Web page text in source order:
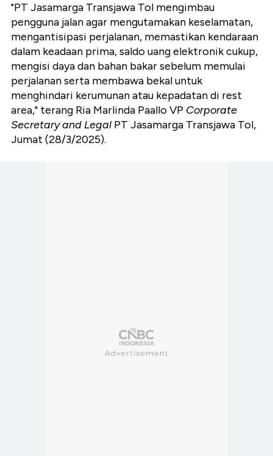
"PT Jasamarga Transjawa Tol mengimbau
pengguna jalan agar mengutamakan keselamatan,
mengantisipasi perjalanan, memastikan kendaraan
dalam keadaan prima, saldo uang elektronik cukup,
mengisi daya dan bahan bakar sebelum memulai
perjalanan serta membawa bekal untuk
menghindari kerumunan atau kepadatan di rest
area," terang Ria Marlinda Paallo VP Corporate
Secretary and Legal PT Jasamarga Transjawa Tol,
Jumat (28/3/2025).